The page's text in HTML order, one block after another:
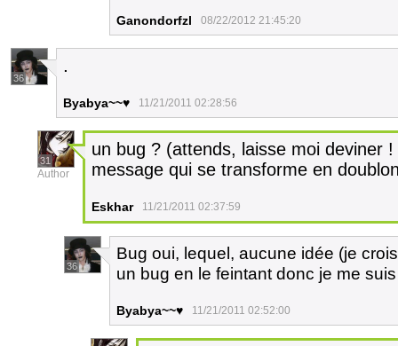
Ganondorfzl 08/22/2012 21:45:20
36
.
Byabya~~♥ 11/21/2011 02:28:56
31
Author
un bug ? (attends, laisse moi deviner
message qui se transforme en
Eskhar 11/21/2011 02:37:59
36
Bug oui, lequel, aucune idée (je
un bug en le feintant donc je me
Byabya~~♥ 11/21/2011 02:52:00